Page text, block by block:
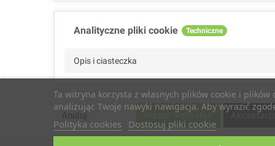
Ta witryna korzysta z własnych plików cookie i
analizując Twoje nawyki nawigacja. Aby wyrazić
Polityka cookies Dostosuj pliki cookie
Analityczne pliki cookie Techniczne
Opis i ciasteczka
Wydajnościowe pliki cookie Techniczne
Anuluj Odrzuć wszystko